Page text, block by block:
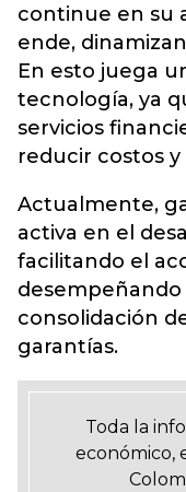
continue en su
ende,
En esto juega
tecnología, ya
servicios
reducir costos
Actualmente,
activa en el
facilitando el
consolidación
garantías.
Toda la
económico,